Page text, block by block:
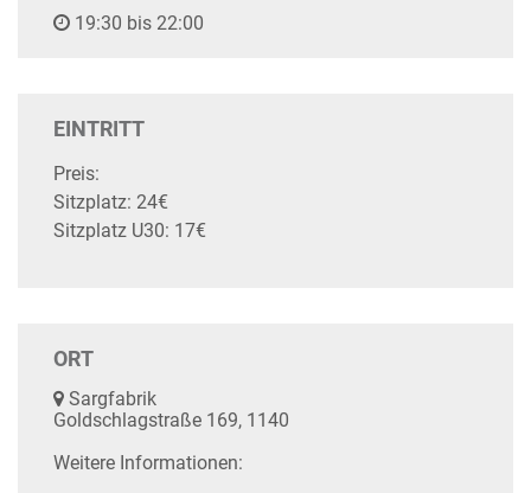
19:30 bis 22:00
EINTRITT
Preis:
Sitzplatz: 24€
Sitzplatz U30: 17€
ORT
Sargfabrik
Goldschlagstraße 169, 1140
Weitere Informationen: